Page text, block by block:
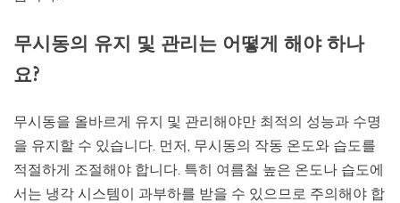
무시동의 유지 및 관리는 어떻게 해야 하나
요?
무시동을 올바르게 유지 및 관리해야만 최적의 성능과 수명
을 유지할 수 있습니다. 먼저, 무시동의 작동 온도와 습도를
적절하게 조절해야 합니다. 특히 여름철 높은 온도나 습도에
서는 냉각 시스템이 과부하를 받을 수 있으므로 주의해야 합